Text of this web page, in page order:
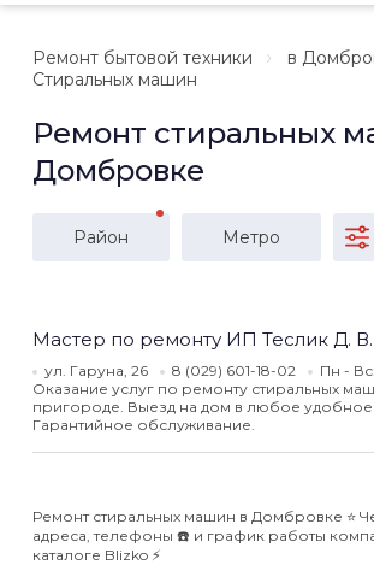
Ремонт бытовой техники
в
Стиральных машин
Ремонт стиральных
Домбровке
Район Метро
Мастер по ремонту ИП Теслик Д. В.
ул. Гаруна, 26 8 (029) 601-18-02
Пн -
Оказание услуг по ремонту стиральных
пригороде. Выезд на дом в любое удобное
Гарантийное обслуживание.
Ремонт стиральных машин в Домбровке ⭐️
адреса, телефоны ☎️ и график работы
каталоге Blizko ⚡️